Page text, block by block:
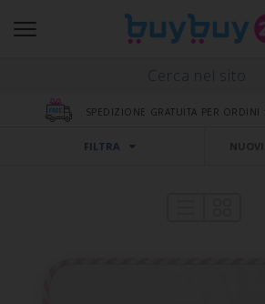
SPEDIZIONE GRATUITA PER
FILTRA